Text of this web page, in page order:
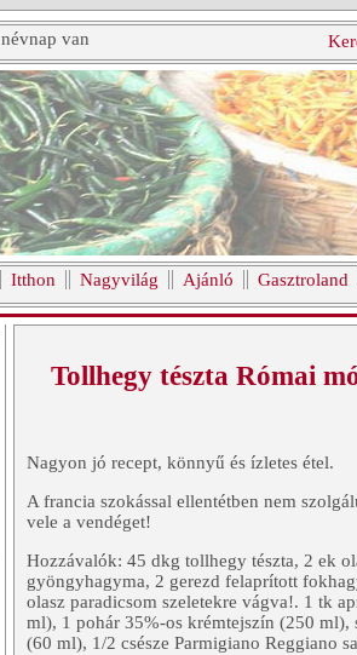
névnap van
Itthon Nagyvilág Ajánló Gasztroland
Tollhegy tészta Római
Nagyon jó recept, könnyű és ízletes étel.
A francia szokással ellentétben nem
vele a vendéget!
Hozzávalók: 45 dkg tollhegy tészta, 2 ek
gyöngyhagyma, 2 gerezd felaprított
olasz paradicsom szeletekre vágva!. 1 tk
ml), 1 pohár 35%-os krémtejszín (250 ml),
(60 ml), 1/2 csésze Parmigiano Reggiano